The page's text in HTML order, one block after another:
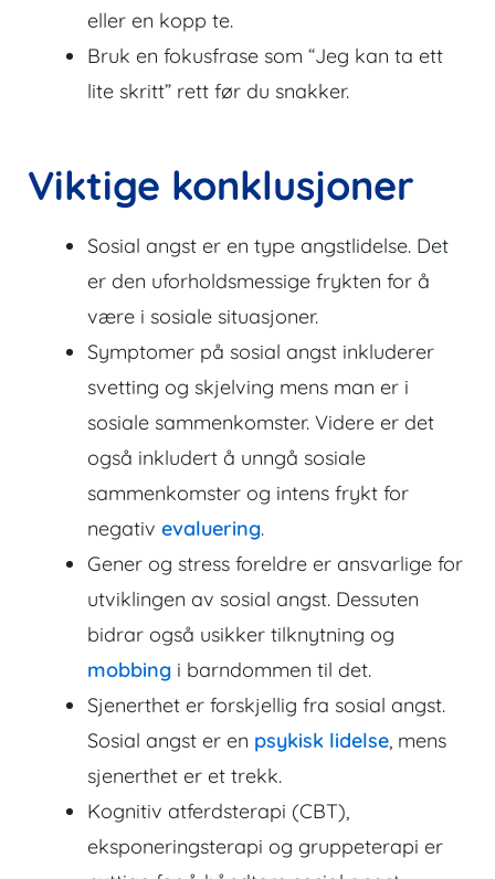
eller en kopp te.
Bruk en fokusfrase som “Jeg kan ta ett
lite skritt” rett før du snakker.
Viktige konklusjoner
Sosial angst er en type angstlidelse. Det
er den uforholdsmessige frykten for å
være i sosiale situasjoner.
Symptomer på sosial angst inkluderer
svetting og skjelving mens man er i
sosiale sammenkomster. Videre er det
også inkludert å unngå sosiale
sammenkomster og intens frykt for
negativ evaluering.
Gener og stress foreldre er ansvarlige for
utviklingen av sosial angst. Dessuten
bidrar også usikker tilknytning og
mobbing i barndommen til det.
Sjenerthet er forskjellig fra sosial angst.
Sosial angst er en psykisk lidelse, mens
sjenerthet er et trekk.
Kognitiv atferdsterapi (CBT),
eksponeringsterapi og gruppeterapi er